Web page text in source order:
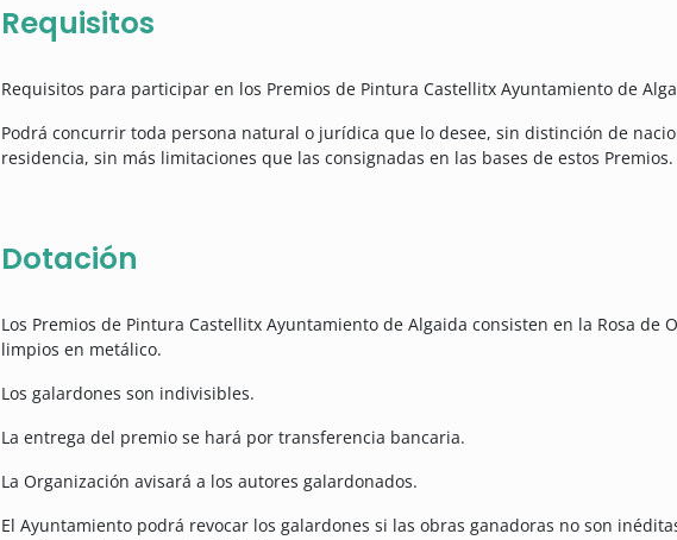
Requisitos
Requisitos para participar en los Premios de Pintura Castellitx Ayuntamiento de
Podrá concurrir toda persona natural o jurídica que lo desee, sin distinción de
residencia, sin más limitaciones que las consignadas en las bases de estos Premios.
Dotación
Los Premios de Pintura Castellitx Ayuntamiento de Algaida consisten en la Rosa de
limpios en metálico.
Los galardones son indivisibles.
La entrega del premio se hará por transferencia bancaria.
La Organización avisará a los autores galardonados.
El Ayuntamiento podrá revocar los galardones si las obras ganadoras no son